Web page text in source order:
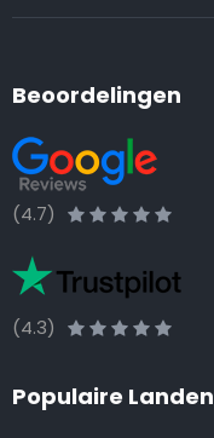
Beoordelingen
(4.7)
(4.3)
Populaire Landen